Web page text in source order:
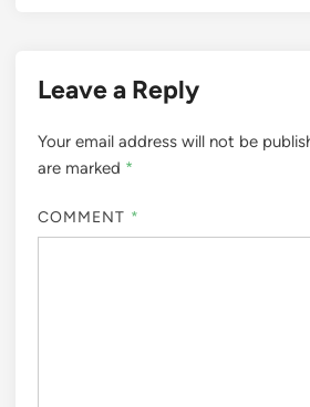
Leave a Reply
Your email address will not be
are marked *
COMMENT *